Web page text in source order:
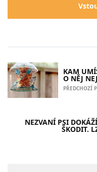
KAM
O NĚJ
PŘEDCHOZÍ
NEZVANÍ PSI
ŠKODIT.